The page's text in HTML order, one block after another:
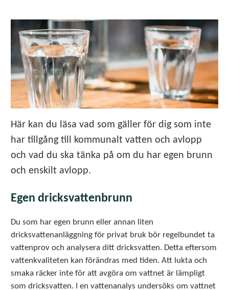
Här kan du läsa vad som gäller för dig som inte
har tillgång till kommunalt vatten och avlopp
och vad du ska tänka på om du har egen brunn
och enskilt avlopp.
Egen dricksvattenbrunn
Du som har egen brunn eller annan liten
dricksvattenanläggning för privat bruk bör regelbundet ta
vattenprov och analysera ditt dricksvatten. Detta eftersom
vattenkvaliteten kan förändras med tiden. Att lukta och
smaka räcker inte för att avgöra om vattnet är lämpligt
som dricksvatten. I en vattenanalys undersöks om vattnet